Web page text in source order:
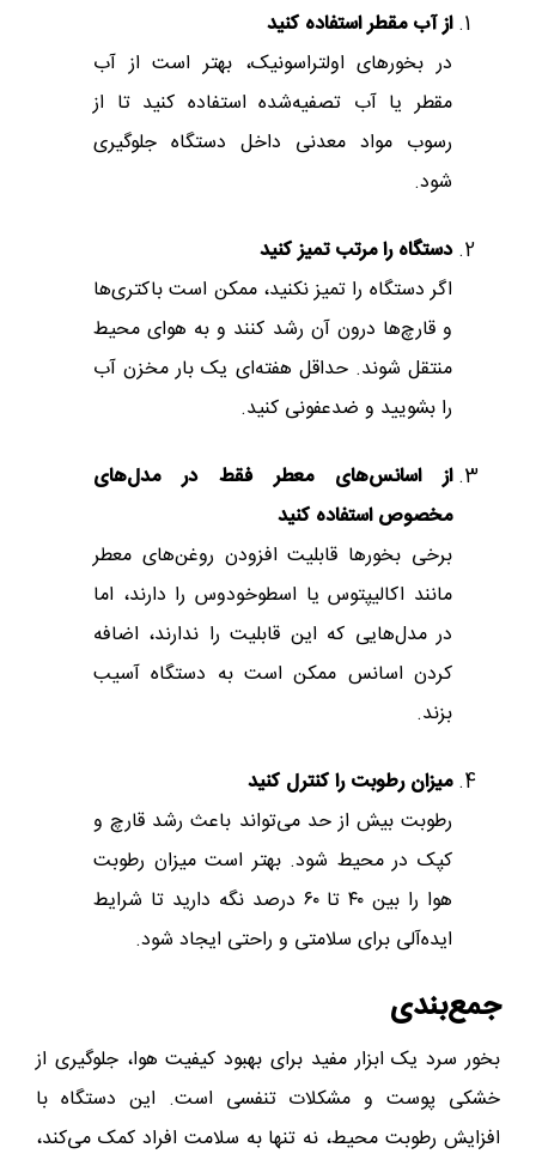
از آب مقطر استفاده کنید
در بخورهای اولتراسونیک، بهتر است از آب
مقطر یا آب تصفیه‌شده استفاده کنید تا از
رسوب مواد معدنی داخل دستگاه جلوگیری
شود.
دستگاه را مرتب تمیز کنید
اگر دستگاه را تمیز نکنید، ممکن است باکتری‌ها
و قارچ‌ها درون آن رشد کنند و به هوای محیط
منتقل شوند. حداقل هفته‌ای یک بار مخزن آب
را بشویید و ضدعفونی کنید.
از اسانس‌های معطر فقط در مدل‌های
مخصوص استفاده کنید
برخی بخورها قابلیت افزودن روغن‌های معطر
مانند اکالیپتوس یا اسطوخودوس را دارند، اما
در مدل‌هایی که این قابلیت را ندارند، اضافه
کردن اسانس ممکن است به دستگاه آسیب
بزند.
میزان رطوبت را کنترل کنید
رطوبت بیش از حد می‌تواند باعث رشد قارچ و
کپک در محیط شود. بهتر است میزان رطوبت
هوا را بین ۴۰ تا ۶۰ درصد نگه دارید تا شرایط
ایده‌آلی برای سلامتی و راحتی ایجاد شود.
جمع‌بندی
بخور سرد یک ابزار مفید برای بهبود کیفیت هوا، جلوگیری از
خشکی پوست و مشکلات تنفسی است. این دستگاه با
افزایش رطوبت محیط، نه تنها به سلامت افراد کمک می‌کند،